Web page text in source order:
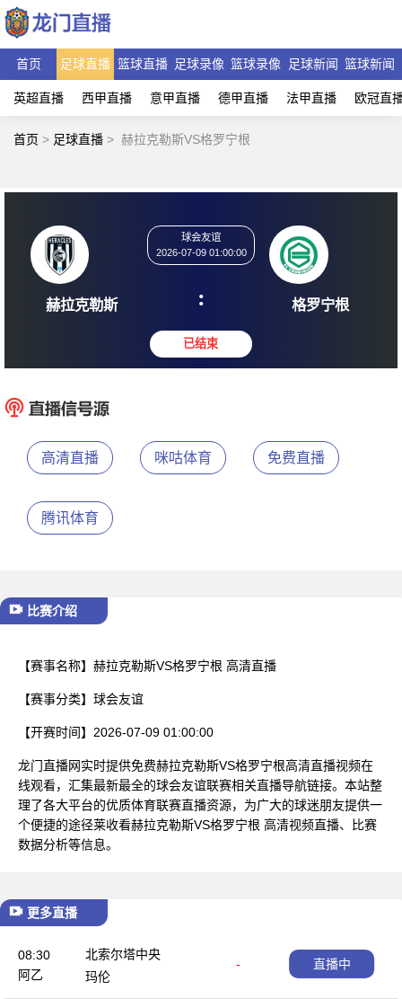
首页 足球直播 篮球直播 足球录像 篮球录像 足球新闻 篮球新闻
英超直播 西甲直播 意甲直播 德甲直播 法甲直播 欧冠直
首页 > 足球直播 > 赫拉克勒斯VS格罗宁根
赫拉克勒斯
2026-07-09 01:00:00
: 格罗
高清直播 咪咕体育 免费直播
腾讯体育
比赛介绍
【赛事名称】 赫拉克勒斯VS格罗宁根 高清直播
【赛事分类】 球会友谊
【开赛时间】 2026-07-09 01:00:00
龙门直播网实时提供免费赫拉克勒斯VS格罗宁根高清直播视频在
线观看，汇集最新最全的球会友谊联赛相关直播导航链接。本站整
理了各大平台的优质体育联赛直播资源，为广大的球迷朋友提供一
个便捷的途径莱收看赫拉克勒斯VS格罗宁根 高清视频直播、比赛
数据分析等信息。
更多直播
08:30
阿乙
北索尔塔中央
-
玛伦
直播中